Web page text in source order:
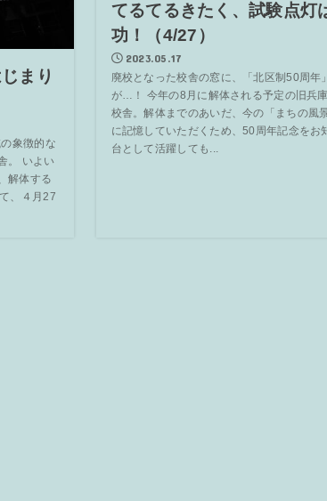
まり
象徴的な
。 いよい
解体する
、４月27
てるてるきたく、試験点灯
功！（4/27）
2023.05.17
廃校となった校舎の窓に、「北区制50周年
が…！ 今年の8月に解体される予定の旧兵
校舎。解体までのあいだ、今の「まちの風
に記憶していただくため、50周年記念をお
台として活躍しても...